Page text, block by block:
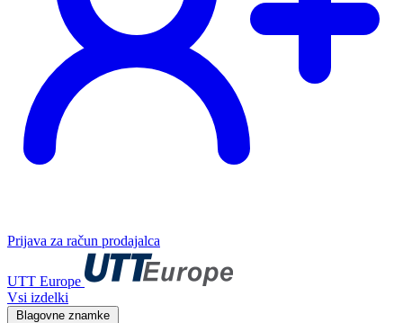
Prijava za račun prodajalca
UTT Europe
Vsi izdelki
Blagovne znamke